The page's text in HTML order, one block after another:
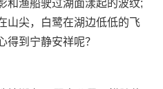
和渔船驶过湖面漾起的波纹;
山尖，白鹭在湖边低低的飞
得到宁静安祥呢？